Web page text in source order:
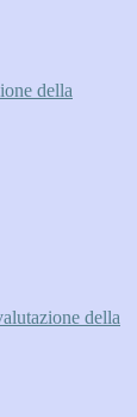
della
della